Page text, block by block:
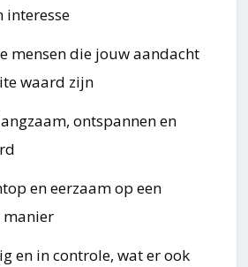
interesse
mensen die jouw aandacht
waard zijn
ontspannen en
en eerzaam op een
manier
en in controle, wat er ook